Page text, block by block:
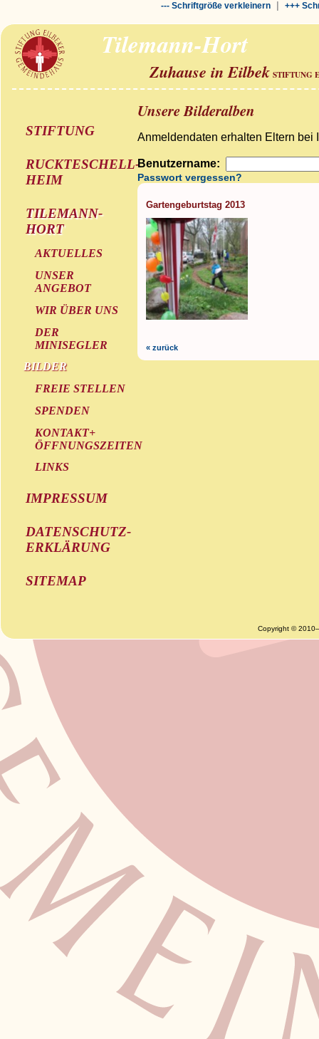
--- Schriftgröße verkleinern| +++
Tilemann-Hort
Zuhause in Eilbek STIFTUNG
STIFTUNG
RUCKTESCHELL-
HEIM
TILEMANN-
HORT
AKTUELLES
UNSER
ANGEBOT
WIR ÜBER UNS
DER
MINISEGLER
BILDER
FREIE STELLEN
SPENDEN
KONTAKT+
ÖFFNUNGSZEITEN
LINKS
IMPRESSUM
DATENSCHUTZ-
ERKLÄRUNG
SITEMAP
Unsere Bilderalben
Anmeldendaten erhalten Eltern bei
Benutzername:
Passwort vergessen?
Gartengeburtstag 2013
« zurück
Copyright ©